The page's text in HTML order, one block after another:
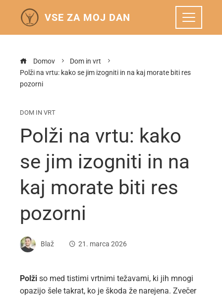
VSE ZA MOJ DAN
Domov
Dom in vrt
Polži na vrtu: kako se jim izogniti in na kaj morate biti res
pozorni
DOM IN VRT
Polži na vrtu: kako
se jim izogniti in na
kaj morate biti res
pozorni
Blaž 21. marca 2026
Polži so med tistimi vrtnimi težavami, ki jih mnogi
opazijo šele takrat, ko je škoda že narejena. Zvečer